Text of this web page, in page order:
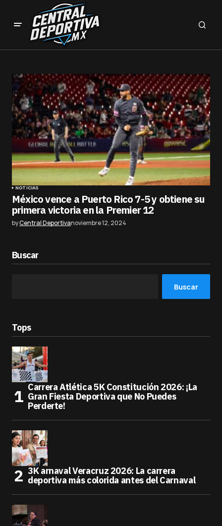
NOTICIAS
México vence a Puerto Rico 7-5 y obtiene su
primera victoria en la Premier 12
byCentral Deportivanoviembre 12, 2024
Buscar
Buscar
Tops
Carrera Atlética 5K Constitución 2026: ¡La
Gran Fiesta Deportiva que No Puedes
Perderte!
3K arnaval Veracruz 2026: La carrera
deportiva más colorida antes del Carnaval